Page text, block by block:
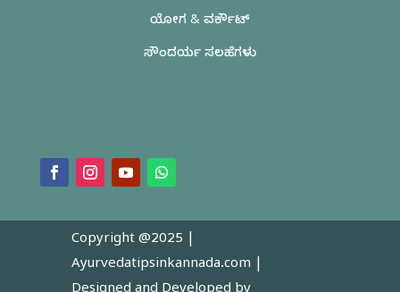
ಯೋಗ & ವರ್ಕೌಟ್
ಸೌಂದರ್ಯ ಸಲಹೆಗಳು
Copyright @2025 |
Ayurvedatipsinkannada.com